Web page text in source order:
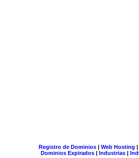
Registro de Dominios| Web Hosting |
Dominios Expirados | Industrias |